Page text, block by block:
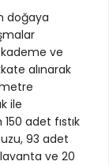
doğaya
kademe ve
alınarak
ile
adet fıstık
93 adet
ve 20